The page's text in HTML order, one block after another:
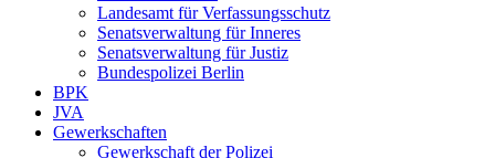
Landesamt für Verfassungsschutz
Senatsverwaltung für Inneres
Senatsverwaltung für Justiz
Bundespolizei Berlin
BPK
JVA
Gewerkschaften
Gewerkschaft der Polizei